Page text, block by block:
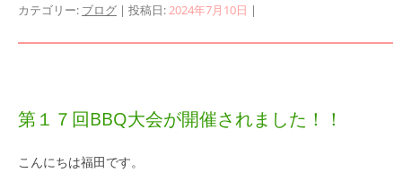
カテゴリー: ブログ | 投稿日:2024年7月10日 |
第１７回BBQ大会が開催されました！！
こんにちは福田です。